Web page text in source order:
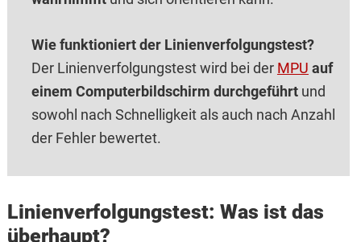
Wie funktioniert der Linienverfolgungstest?
Der Linienverfolgungstest wird bei der MPU auf
einem Computerbildschirm durchgeführtund
sowohl nach Schnelligkeit als auch nach Anzahl
der Fehler bewertet.
Linienverfolgungstest: Was ist das
überhaupt?